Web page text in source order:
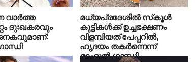
ദുഃഖകരവും
മധ്യപ്രദേശില്‍ സ്‌കൂള്‍
കുട്ടികള്‍ക്ക് ഉച്ചഭക്ഷണം
വിളമ്പിയത്‌ പേപ്പറില്‍,
ഹൃദയം തകര്‍ന്നെന്ന്
രാഹുല്‍ ഗാന്ധി